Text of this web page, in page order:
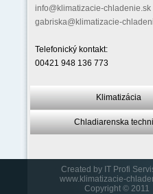
info@klimatizacie-chladenie.sk
gabriska@klimatizacie-
Telefonický kontakt:
00421 948 136 773
Klimatizácia
Chladiarenska
Created by IT Profi
www.klimatizacie-
Copyright © 2011